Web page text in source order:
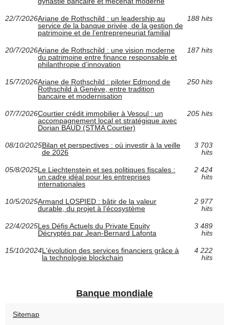
22/7/2026Ariane de Rothschild : un leadership au
service de la banque privée, de la gestion de
patrimoine et de l’entrepreneuriat familial
188 hits
20/7/2026Ariane de Rothschild : une vision moderne
du patrimoine entre finance responsable et
philanthropie d’innovation
187 hits
15/7/2026Ariane de Rothschild : piloter Edmond de
Rothschild à Genève, entre tradition
bancaire et modernisation
250 hits
07/7/2026Courtier crédit immobilier à Vesoul : un
accompagnement local et stratégique avec
Dorian BAUD (STMA Courtier)
205 hits
08/10/2025Bilan et perspectives : où investir à la veille
de 2026
3 703
hits
05/8/2025Le Liechtenstein et ses politiques fiscales :
un cadre idéal pour les entreprises
internationales
2 424
hits
10/5/2025Armand LOSPIED : bâtir de la valeur
durable, du projet à l’écosystème
2 977
hits
22/4/2025Les Défis Actuels du Private Equity
Décryptés par Jean-Bernard Lafonta
3 489
hits
15/10/2024L'évolution des services financiers grâce à
la technologie blockchain
4 222
hits
Banque mondiale
Sitemap